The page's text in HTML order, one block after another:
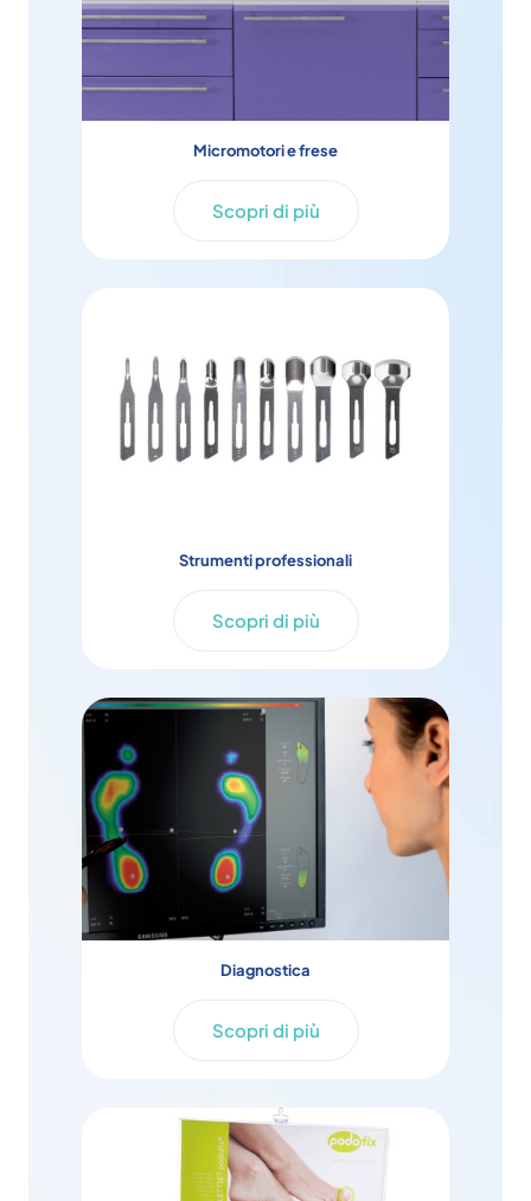
Micromotori e frese
Scopri di più
Strumenti professionali
Scopri di più
Diagnostica
Scopri di più